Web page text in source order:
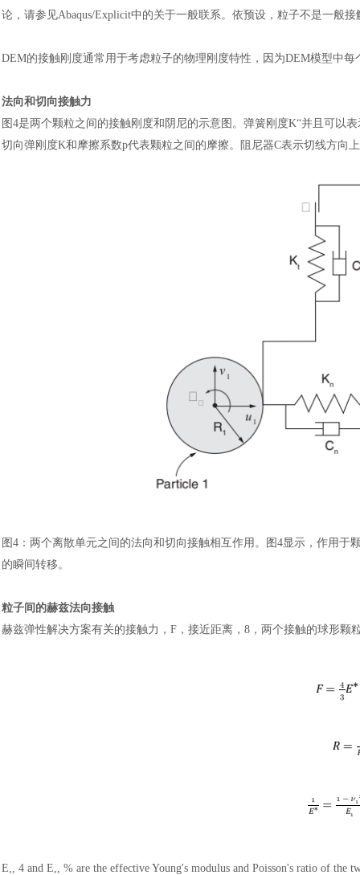
论，请参见Abaqus/Explicit中的关于一般联系。依预设，粒子不是一般
DEM的接触刚度通常用于考虑粒子的物理刚度特性，因为DEM模型中
法向和切向接触力
图 4是两个颗粒之间的接触刚度和阴尼的示意图。弹簧刚度K“并且可以
切向弹刚度K和摩擦系数p代表颗粒之间的摩擦。阻尼器C表示切线方向
图 4 ： 两个离散单元之间的法向和切向接触相互作用。图 4显示，作用于
的瞬间转移。
粒子间的赫兹法向接触
赫兹弹性解决方案有关的接触力， F，接近距离，8，两个接触的球形颗
E,, 4 and E,, % are the effective Young's modulus and Poisson's ratio of